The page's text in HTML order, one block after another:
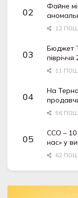
Файне
12
Бюджет
11
На
56
ССО – 10
нас» у
62